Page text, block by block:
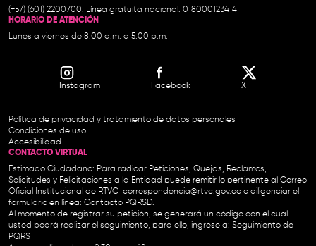
(+57) (601) 2200700. Línea gratuita nacional: 018000123414
HORARIO DE ATENCIÓN
Lunes a viernes de 8:00 a.m. a 5:00 p.m.
Instagram Facebook X
Política de privacidad y tratamiento de datos personales
Condiciones de uso
Accesibilidad
CONTACTO VIRTUAL
Estimado Ciudadano: Para radicar Peticiones, Quejas, Reclamos,
Solicitudes y Felicitaciones a la Entidad puede remitir lo pertinente al Correo
Oficial Institucional de RTVC correspondencia@rtvc.gov.co o diligenciar el
formulario en línea: Contacto PQRSD.
Al momento de registrar su petición, se generará un código con el cual
usted podrá realizar el seguimiento, para ello, ingrese a: Seguimiento de
PQRS